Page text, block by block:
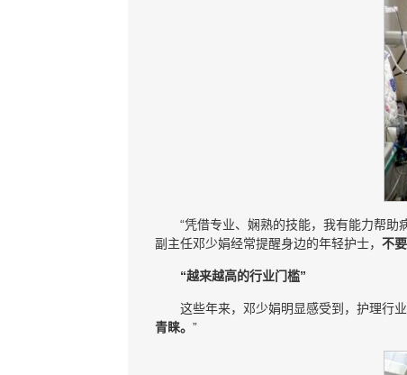
“凭借专业、娴熟的技能，我有能力帮
副主任邓少娟经常提醒身边的年轻护士， 不
“越来越高的行业门槛”
这些年来，邓少娟明显感受到，护理行
青睐。 ”